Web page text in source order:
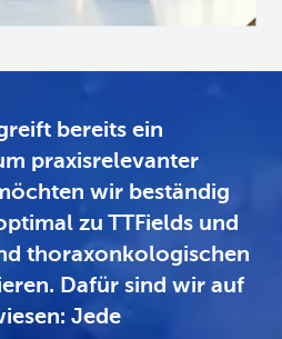
bereits ein
praxisrelevanter
wir beständig
zu TTFields und
thoraxonkologischen
Dafür sind wir auf
Jede